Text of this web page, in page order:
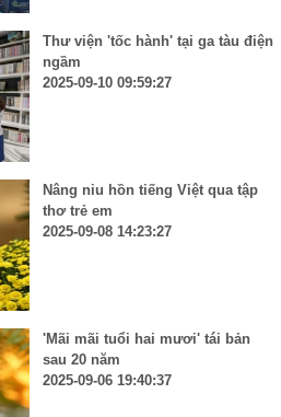
Thư viện 'tốc hành' tại ga tàu điện
ngầm
2025-09-10 09:59:27
Nâng niu hồn tiếng Việt qua tập
thơ trẻ em
2025-09-08 14:23:27
'Mãi mãi tuổi hai mươi' tái bản
sau 20 năm
2025-09-06 19:40:37